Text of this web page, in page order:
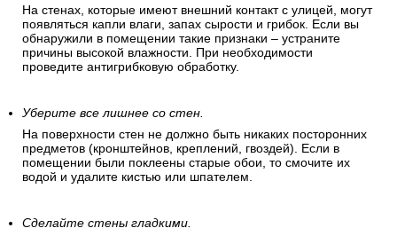
На стенах, которые имеют внешний контакт с улицей, могут
появляться капли влаги, запах сырости и грибок. Если вы
обнаружили в помещении такие признаки – устраните
причины высокой влажности. При необходимости
проведите антигрибковую обработку.
Уберите все лишнее со стен.
На поверхности стен не должно быть никаких посторонних
предметов (кронштейнов, креплений, гвоздей). Если в
помещении были поклеены старые обои, то смочите их
водой и удалите кистью или шпателем.
Сделайте стены гладкими.